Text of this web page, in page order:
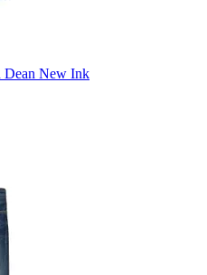
Dean New Ink